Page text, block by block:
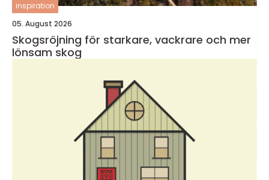
inspiration
05. August 2026
Skogsröjning för starkare, vackrare och mer
lönsam skog